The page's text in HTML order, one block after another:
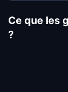
Ce que les
?